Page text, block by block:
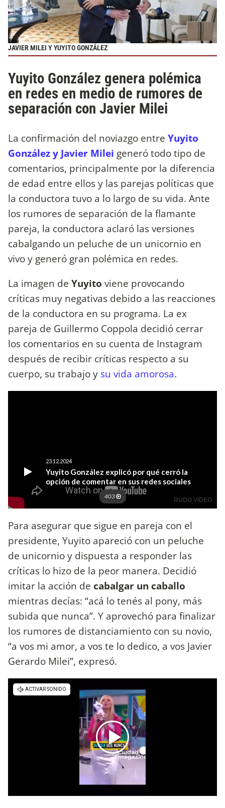
JAVIER MILEI Y YUYITO GONZÁLEZ
Yuyito González genera polémica
en redes en medio de rumores de
separación con Javier Milei
La confirmación del noviazgo entre Yuyito
González y Javier Milei generó todo tipo de
comentarios, principalmente por la diferencia
de edad entre ellos y las parejas políticas que
la conductora tuvo a lo largo de su vida. Ante
los rumores de separación de la flamante
pareja, la conductora aclaró las versiones
cabalgando un peluche de un unicornio en
vivo y generó gran polémica en redes.
La imagen de Yuyito viene provocando
críticas muy negativas debido a las reacciones
de la conductora en su programa. La ex
pareja de Guillermo Coppola decidió cerrar
los comentarios en su cuenta de Instagram
después de recibir críticas respecto a su
cuerpo, su trabajo y su vida amorosa.
Para asegurar que sigue en pareja con el
presidente, Yuyito apareció con un peluche
de unicornio y dispuesta a responder las
críticas lo hizo de la peor manera. Decidió
imitar la acción de cabalgar un caballo
mientras decías: “acá lo tenés al pony, más
subida que nunca”. Y aprovechó para finalizar
los rumores de distanciamiento con su novio,
“a vos mi amor, a vos te lo dedico, a vos Javier
Gerardo Milei”, expresó.